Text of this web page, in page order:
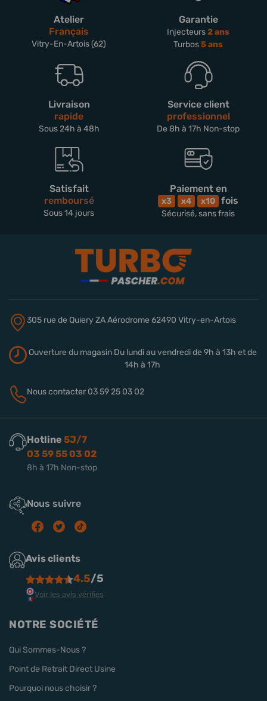
Atelier
Français
Vitry-En-Artois (62)
Garantie
Injecteurs2 ans
Turbos5 ans
Livraison
rapide
Sous 24h à 48h
Service client
professionnel
De 8h à 17h Non-stop
Satisfait
remboursé
Sous 14 jours
Paiement en
x3 x4 x10 fois
Sécurisé, sans frais
305 rue de QuieryZA Aérodrome 62490 Vitry-en-Artois
Ouverture du magasinDu lundi au vendredi de 9h à 13h et de
14h à 17h
Nous contacter 03 59 25 03 02
Hotline 5J/7
03 59 55 03 02
8h à 17h Non-stop
Nous suivre
Avis clients
4.5/5
Voir les avis vérifiés
NOTRE SOCIÉTÉ
Qui Sommes-Nous ?
Point de Retrait Direct Usine
Pourquoi nous choisir ?